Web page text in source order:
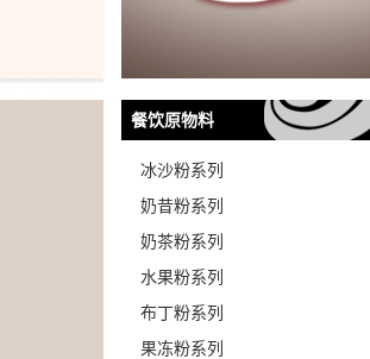
餐饮原物料
冰沙粉系列
奶昔粉系列
奶茶粉系列
水果粉系列
布丁粉系列
果冻粉系列